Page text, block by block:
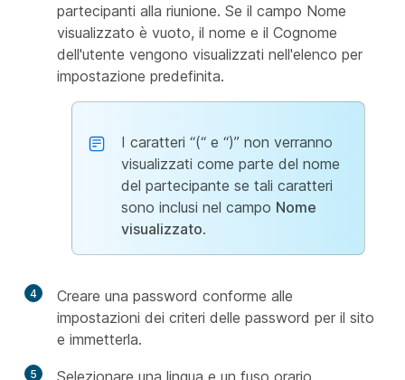
partecipanti alla riunione. Se il campo Nome
visualizzato è vuoto, il nome e il Cognome
dell'utente vengono visualizzati nell'elenco per
impostazione predefinita.
I caratteri “(“ e “)” non verranno
visualizzati come parte del nome
del partecipante se tali caratteri
sono inclusi nel campo Nome
visualizzato.
4
Creare una password conforme alle
impostazioni dei criteri delle password per il sito
e immetterla.
5
Selezionare una lingua e un fuso orario